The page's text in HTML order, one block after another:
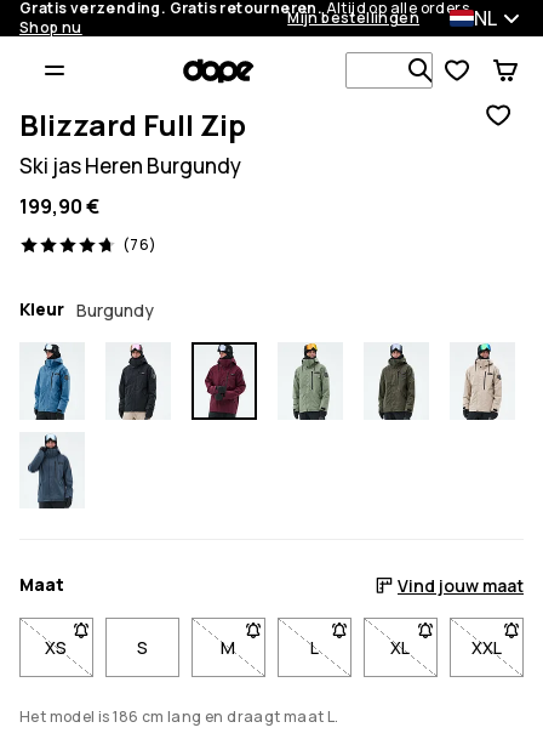
Gratis verzending. Gratis retourneren.Altijd op alle orders.
Shop nu
Mijn bestellingen NL
Zoek in 1
Blizzard Full Zip
Ski jas Heren Burgundy
199,90 €
(76)
76 beoordelingen, 4.7/5
Kleur Burgundy
Maat Vind jouw maat
XS- Maat XS niet beschikbaar. Klik om op de hoogte te
S M- Maat M niet beschikbaar. Klik om op
L- Maat L niet beschikbaar.
XL- Maat XL niet
XXL- Maat
Het model is 186 cm lang en draagt maat L.